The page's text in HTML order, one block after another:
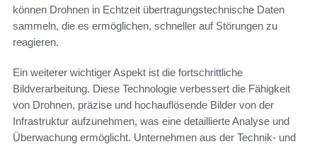
können Drohnen in Echtzeit übertragungstechnische Daten
sammeln, die es ermöglichen, schneller auf Störungen zu
reagieren.
Ein weiterer wichtiger Aspekt ist die fortschrittliche
Bildverarbeitung. Diese Technologie verbessert die Fähigkeit
von Drohnen, präzise und hochauflösende Bilder von der
Infrastruktur aufzunehmen, was eine detaillierte Analyse und
Überwachung ermöglicht. Unternehmen aus der Technik- und